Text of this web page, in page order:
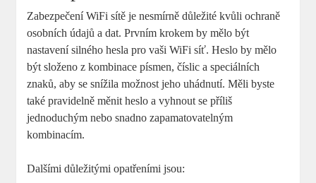
Zabezpečení WiFi sítě je nesmírně důležité kvůli ochraně
osobních údajů a dat. Prvním krokem by mělo být
nastavení silného hesla pro vaši WiFi síť. Heslo by mělo
být složeno z kombinace písmen, číslic a speciálních
znaků, aby se snížila možnost jeho uhádnutí. Měli byste
také pravidelně měnit heslo a vyhnout se příliš
jednoduchým nebo snadno zapamatovatelným
kombinacím.
Dalšími důležitými opatřeními jsou: